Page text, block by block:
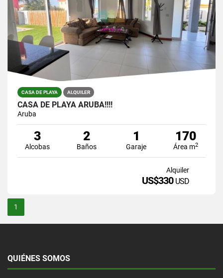
CASA DE PLAYA ALQUILER
CASA DE PLAYA ARUBA!!!!
Aruba
3
Alcobas
2
Baños
1
Garaje
170
Área m2
Alquiler
US$330 USD
1
QUIÉNES SOMOS